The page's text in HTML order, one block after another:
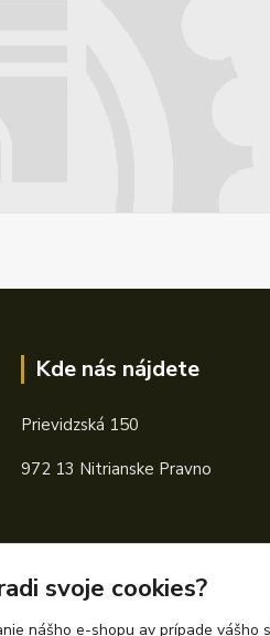
Kde nás nájdete
Prievidzská 150
972 13 Nitrianske Pravno
svoje cookies?
nášho e-shopu av prípade vášho